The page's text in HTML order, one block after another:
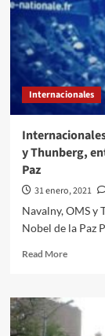
El
Mundo
por
publicar
salario
del
futbolista
Internacionales
y Thunberg,
Paz
31 enero, 2021
Navalny, OMS y
Nobel de la Paz
Read MoreRead
Alonso